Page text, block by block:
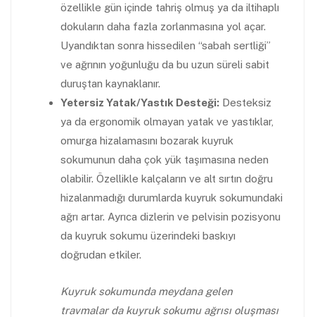
özellikle gün içinde tahriş olmuş ya da iltihaplı
dokuların daha fazla zorlanmasına yol açar.
Uyandıktan sonra hissedilen “sabah sertliği”
ve ağrının yoğunluğu da bu uzun süreli sabit
duruştan kaynaklanır.
Yetersiz Yatak/Yastık Desteği: Desteksiz
ya da ergonomik olmayan yatak ve yastıklar,
omurga hizalamasını bozarak kuyruk
sokumunun daha çok yük taşımasına neden
olabilir. Özellikle kalçaların ve alt sırtın doğru
hizalanmadığı durumlarda kuyruk sokumundaki
ağrı artar. Ayrıca dizlerin ve pelvisin pozisyonu
da kuyruk sokumu üzerindeki baskıyı
doğrudan etkiler.
Kuyruk sokumunda meydana gelen
travmalar da kuyruk sokumu ağrısı oluşması